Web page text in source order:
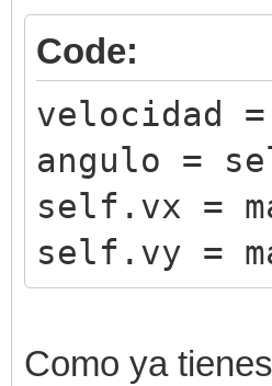
Code:
velocidad
angulo =
self.vx =
self.vy =
Como ya